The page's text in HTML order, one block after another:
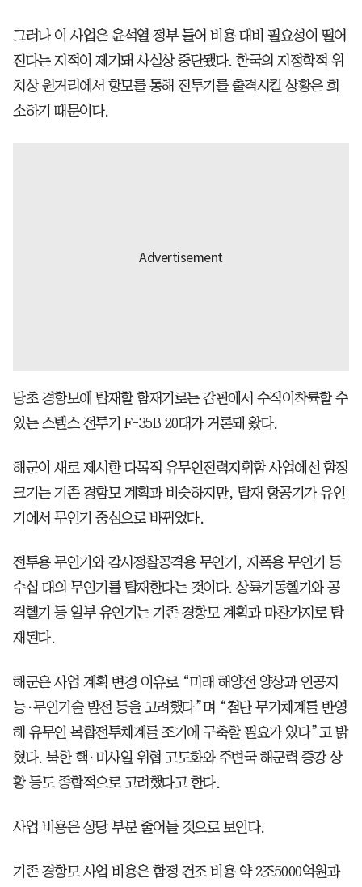
그러나 이 사업은 윤석열 정부 들어 비용 대비 필요성이 떨어
진다는 지적이 제기돼 사실상 중단됐다. 한국의 지정학적 위
치상 원거리에서 항모를 통해 전투기를 출격시킬 상황은 희
소하기 때문이다.
당초 경항모에 탑재할 함재기로는 갑판에서 수직이착륙할 수
있는 스텔스 전투기 F-35B 20대가 거론돼 왔다.
해군이 새로 제시한 다목적 유무인전력지휘함 사업에선 함정
크기는 기존 경함모 계획과 비슷하지만, 탑재 항공기가 유인
기에서 무인기 중심으로 바뀌었다.
전투용 무인기와 감시정찰공격용 무인기, 자폭용 무인기 등
수십 대의 무인기를 탑재한다는 것이다. 상륙기동헬기와 공
격헬기 등 일부 유인기는 기존 경항모 계획과 마찬가지로 탑
재된다.
해군은 사업 계획 변경 이유로 “미래 해양전 양상과 인공지
능·무인기술 발전 등을 고려했다”며 “첨단 무기체계를 반영
해 유무인 복합전투체계를 조기에 구축할 필요가 있다”고 밝
혔다. 북한 핵·미사일 위협 고도화와 주변국 해군력 증강 상
황 등도 종합적으로 고려했다고 한다.
사업 비용은 상당 부분 줄어들 것으로 보인다.
기존 경항모 사업 비용은 함정 건조 비용 약 2조5000억원과